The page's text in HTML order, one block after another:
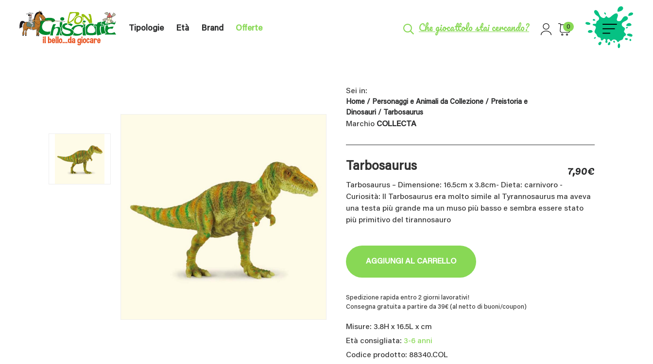
Tipologie Età Brand Offerte Che giocattolo stai cercando? 0
Sei in:
Home / Personaggi e Animali da Collezione / Preistoria e
Dinosauri / Tarbosaurus
Marchio COLLECTA
Tarbosaurus 7,90€
Tarbosaurus – Dimensione: 16.5cm x 3.8cm- Dieta: carnivoro -
Curiosità: Il Tarbosaurus era molto simile al Tyrannosaurus ma aveva
una testa più grande ma un muso più basso e sembra essere stato
più primitivo del tirannosauro
AGGIUNGI AL CARRELLO
Spedizione rapida entro 2 giorni lavorativi!
Consegna gratuita a partire da 39€ (al netto di buoni/coupon)
Misure: 3.8H x 16.5L x cm
Età consigliata: 3-6 anni
Codice prodotto: 88340.COL